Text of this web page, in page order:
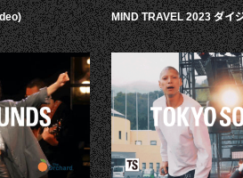
MIND TRAVEL 2023 ダイ